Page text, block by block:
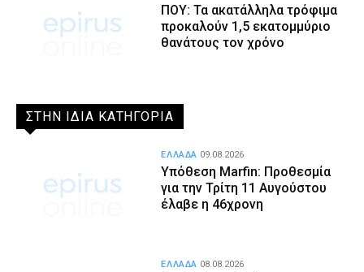
ΠΟΥ: Τα ακατάλληλα τρόφιμα
προκαλούν 1,5 εκατομμύριο
θανάτους τον χρόνο
ΣΤΗΝ ΙΔΙΑ ΚΑΤΗΓΟΡΙΑ
Υπόθεση Marfin: Προθεσμία
για την Τρίτη 11 Αυγούστου
έλαβε η 46χρονη
ΕΛΛΑΔΑ 09.08.2026
ΕΛΛΑΔΑ 08.08.2026